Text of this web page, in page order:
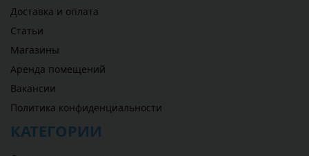
Доставка и оплата
Статьи
Магазины
Аренда помещений
Вакансии
Политика конфиденциальности
КАТЕГОРИИ